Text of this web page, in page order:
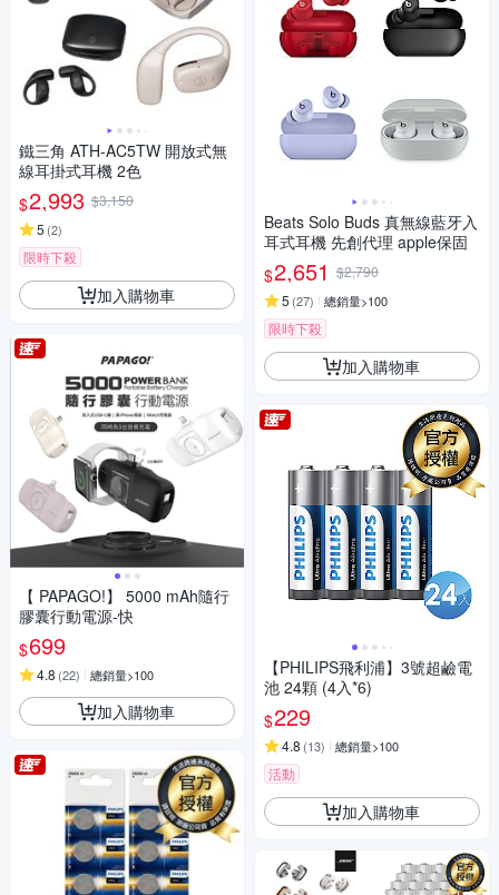
鐵三角 ATH-AC5TW 開放式無
線耳掛式耳機 2色
$2,993 $3,150
5 (2)
限時下殺
加入購物車
【 PAPAGO!】 5000 mAh隨行
膠囊行動電源-快
$699
4.8 (22) 總銷量>100
加入購物車
Beats Solo Buds 真無線藍牙入
耳式耳機 先創代理 apple保固
$2,651 $2,790
5 (27) 總銷量>100
限時下殺
加入購物車
【PHILIPS飛利浦】3號超鹼電
池 24顆 (4入*6)
$229
4.8 (13) 總銷量>100
活動
加入購物車